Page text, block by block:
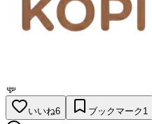
月々の生活費を
💬
いいね6 ブックマーク 1